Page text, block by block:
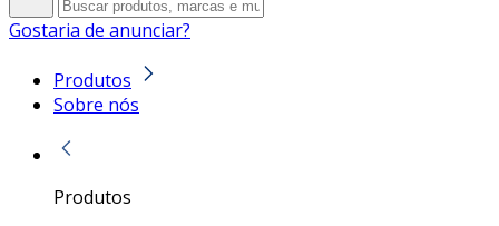
Gostaria de anunciar?
Produtos
Sobre nós
Produtos